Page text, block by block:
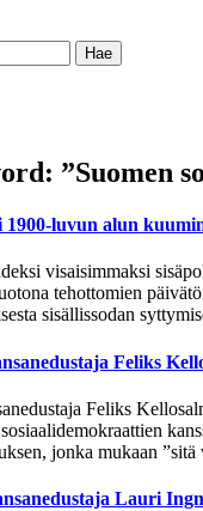
”Suomen
luvun alun
visaisimmaksi
tehottomien
sisällissodan
Feliks
Feliks
jonka mukaan
Lauri